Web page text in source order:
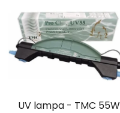
UV lampa - TMC 55W